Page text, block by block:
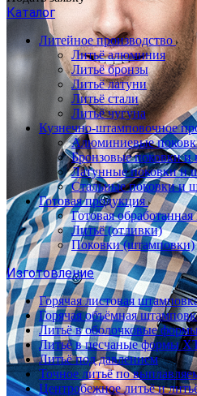
Каталог
Литейное производство
Литьё алюминия
Литьё бронзы
Литьё латуни
Литьё стали
Литьё чугуна
Кузнечно-штамповочное
Алюминиевые
Бронзовые поковки и
Латунные поковки и
Стальные поковки и
Готовая продукция
Готовая
Литьё (отливки)
Поковки (штамповки)
Изготовление
Горячая листовая
Горячая объёмная
Литьё в оболочковые
Литьё в песчаные формы
Литьё под давлением
Точное литьё по
Центробежное литьё и